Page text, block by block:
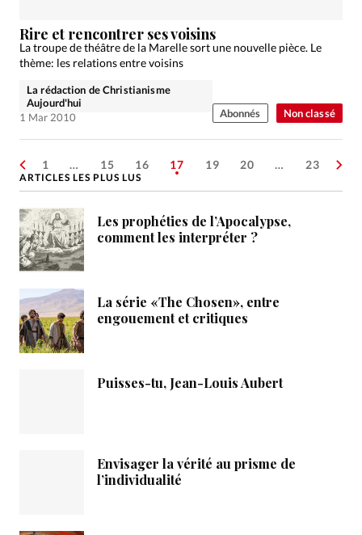
Non classé
Rire et rencontrer ses voisins
La troupe de théâtre de la Marelle sort une nouvelle pièce. Le
thème: les relations entre voisins
La rédaction de Christianisme
Aujourd'hui
1 Mar 2010
Abonnés
1 … 15 16 17 19 20 … 23
ARTICLES LES PLUS LUS
Les prophéties de l’Apocalypse,
comment les interpréter ?
La série «The Chosen», entre
engouement et critiques
Puisses-tu, Jean-Louis Aubert
Envisager la vérité au prisme de
l’individualité